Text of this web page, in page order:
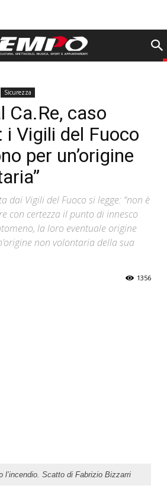
Sicurezza
Ca.Re, caso
i Vigili del Fuoco
per un’origine
dai Vigili del Fuoco si legge: “non è
con certezza il punto di innesco
la loro eventuale origine
non volontaria della sua
1356
l’incendio. Scatto di Fabrizio Bizzarri